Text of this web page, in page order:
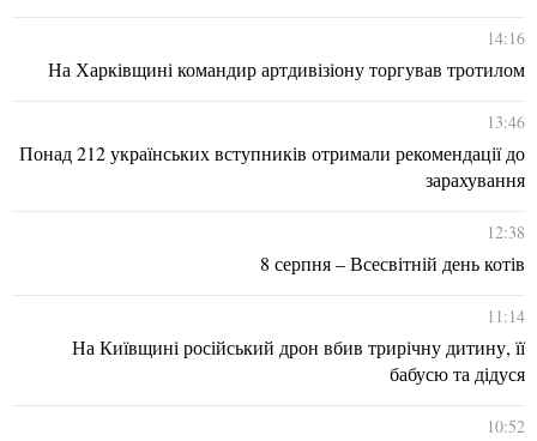
14:16
На Харківщині командир артдивізіону торгував тротилом
13:46
Понад 212 українських вступників отримали рекомендації до
зарахування
12:38
8 серпня – Всесвітній день котів
11:14
На Київщині російський дрон вбив трирічну дитину, її
бабусю та дідуся
10:52